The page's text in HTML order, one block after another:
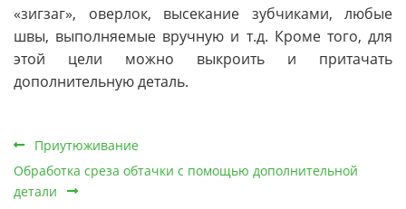
«зигзаг», оверлок, высекание зубчиками, любые
швы, выполняемые вручную и т.д. Кроме того, для
этой цели можно выкроить и притачать
дополнительную деталь.
Приутюживание
Обработка среза обтачки с помощью дополнительной
детали